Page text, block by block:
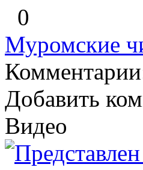
0
Муромские
Добавить
Видео